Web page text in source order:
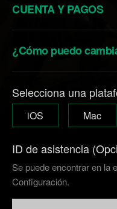
CUENTA Y PAGOS
¿Cómo puedo
Selecciona una
iOS Mac
ID de asistencia
Se puede encontrar en la
Configuración.